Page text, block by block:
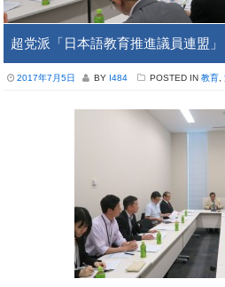
超党派「日本語教育推進議員連盟
2017年7月5日 BY I484 POSTED IN 教育